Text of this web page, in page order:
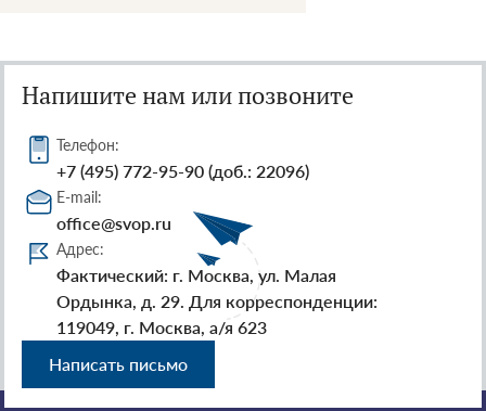
Напишите нам или позвоните
Телефон:
+7 (495) 772-95-90 (доб.: 22096)
E-mail:
office@svop.ru
Адрес:
Фактический: г. Москва, ул. Малая
Ордынка, д. 29. Для корреспонденции:
119049, г. Москва, а/я 623
Написать письмо